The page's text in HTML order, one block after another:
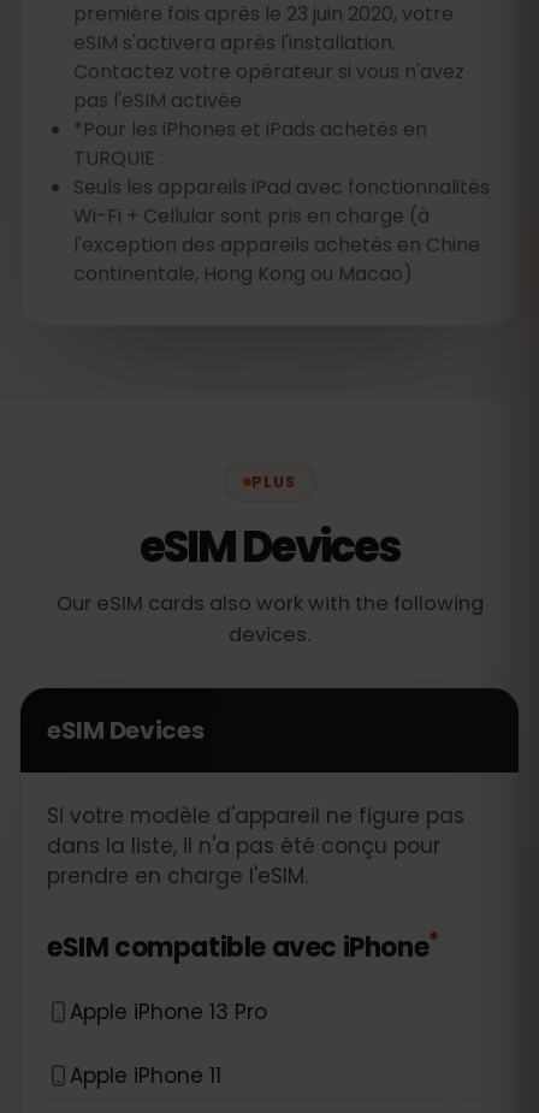
première fois après le 23 juin 2020, votre
eSIM s'activera après l'installation.
Contactez votre opérateur si vous n'avez
pas l'eSIM activée.
*Pour les iPhones et iPads achetés en
TURQUIE :
Seuls les appareils iPad avec fonctionnalités
Wi-Fi + Cellular sont pris en charge (à
l'exception des appareils achetés en Chine
continentale, Hong Kong ou Macao).
PLUS
eSIM Devices
Our eSIM cards also work with the following
devices.
eSIM Devices
Si votre modèle d'appareil ne figure pas
dans la liste, il n'a pas été conçu pour
prendre en charge l'eSIM.
eSIM compatible avec iPhone*
Apple iPhone 13 Pro
Apple iPhone 11